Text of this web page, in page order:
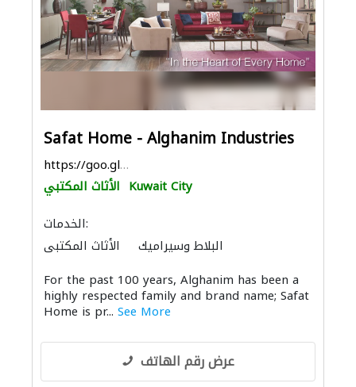
Safat Home - Alghanim Industries
https://goo.gl/maps/Kk68tYF3gqqFa9tx8
الأثاث المكتبي Kuwait City
الخدمات:
الأثاث المكتبي
البلاط وسيراميك
الستائر المواقد والمدافئ
الحمامات والمطابخ
For the past 100 years, Alghanim has been a
highly respected family and brand name; Safat
Home is pr... See More
عرض رقم الهاتف